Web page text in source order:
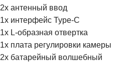
2x антенный ввод
1x интерфейс Type-C
1x L-образная отвертка
1x плата регулировки камеры
2x батарейный волшебный